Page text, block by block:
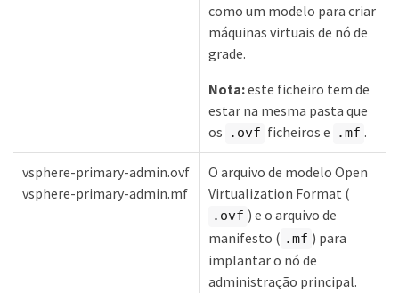
como um modelo para criar
máquinas virtuais de nó de
grade.
Nota:este ficheiro tem de
estar na mesma pasta que
os
.ovf ficheiros e .mf .
vsphere-primary-admin.ovf
vsphere-primary-admin.mf
O arquivo de modelo Open
Virtualization Format (
.ovf ) e o arquivo de
manifesto ( .mf ) para
implantar o nó de
administração principal.